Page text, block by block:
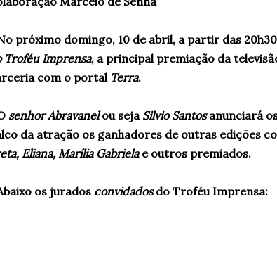
próximo domingo, 10 de abril, a partir das
Troféu Imprensa, a principal premiação da
com o portal Terra.
senhor Abravanelou seja Silvio Santosanunciará
da atração os ganhadores de outras edições
Eliana, Marília Gabrielae outros premiados.
os jurados convidadosdo Troféu Imprensa: